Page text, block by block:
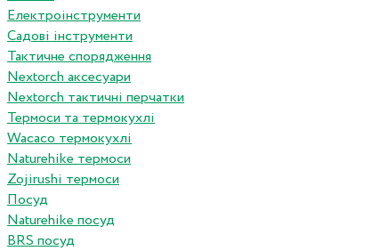
Електроінструменти
Садові інструменти
Тактичне спорядження
Nextorch аксесуари
Nextorch тактичні перчатки
Термоси та термокухлі
Wacaco термокухлі
Naturehike термоси
Zojirushi термоси
Посуд
Naturehike посуд
BRS посуд